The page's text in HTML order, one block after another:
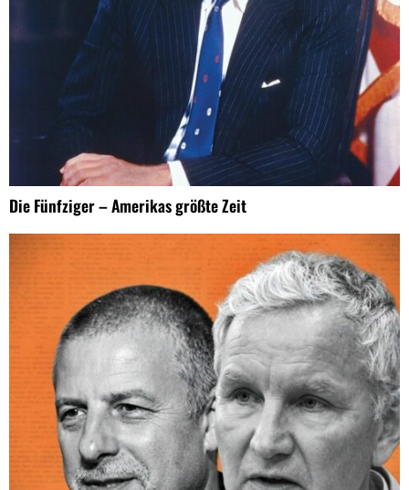
Die Fünfziger – Amerikas größte Zeit